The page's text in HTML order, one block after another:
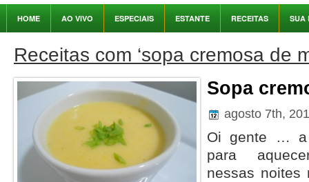
HOME AO VIVO ESPECIAIS ESTANTE RECEITAS SUA
Receitas com ‘sopa cremosa de
Sopa
agosto 7th,
Oi gente … a
para
nessas noites